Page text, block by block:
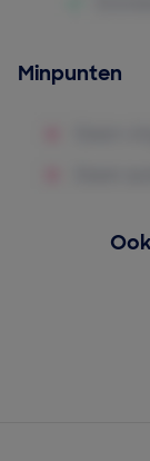
Minpunten